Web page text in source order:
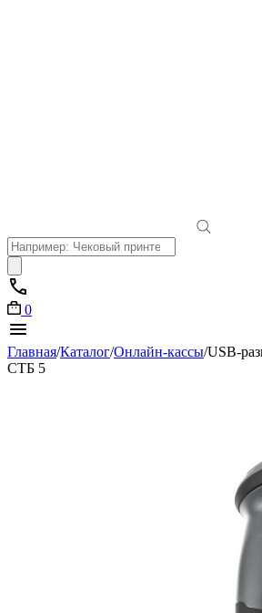
Поиск
товаров
0
Главная/Каталог/Онлайн-кассы/USB-
СТБ 5